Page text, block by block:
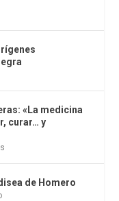
«La medicina
curar… y
de Homero